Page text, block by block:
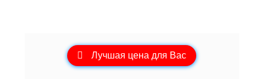
Лучшая цена для Вас